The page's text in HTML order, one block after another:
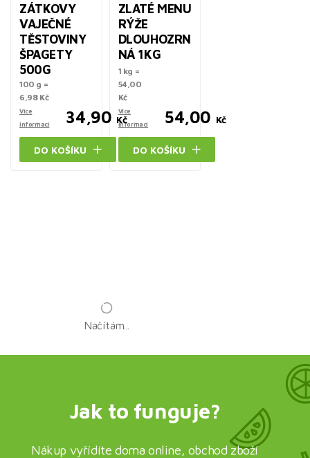
ZÁTKOVY
VAJEČNÉ
TĚSTOVINY
ŠPAGETY
500G
100 g =
6,98 Kč
Více
informací
34,90 Kč
DO KOŠÍKU
ZLATÉ MENU
RÝŽE
DLOUHOZRN
NÁ 1KG
1 kg =
54,00
Kč
Více
informací
54,00 Kč
DO KOŠÍKU
Načítám...
Jak to funguje?
Nákup vyřídíte doma online, obchod zboží